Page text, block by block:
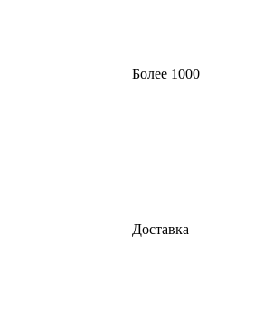
Более 1000
Доставка